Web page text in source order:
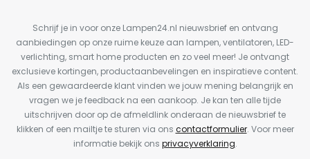
Schrijf je in voor onze Lampen24.nl nieuwsbrief en ontvang
aanbiedingen op onze ruime keuze aan lampen, ventilatoren, LED-
verlichting, smart home producten en zo veel meer! Je ontvangt
exclusieve kortingen, productaanbevelingen en inspiratieve content.
Als een gewaardeerde klant vinden we jouw mening belangrijk en
vragen we je feedback na een aankoop. Je kan ten alle tijde
uitschrijven door op de afmeldlink onderaan de nieuwsbrief te
klikken of een mailtje te sturen via ons contactformulier. Voor meer
informatie bekijk ons privacyverklaring.